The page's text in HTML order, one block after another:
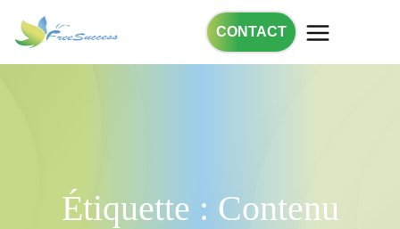
CONTACT
Étiquette : Contenu